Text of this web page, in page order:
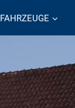
FAHRZEUGE